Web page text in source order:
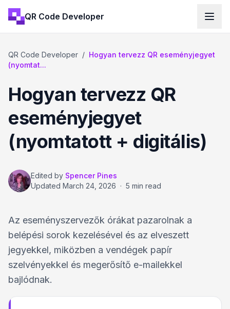
QR Code Developer
QR Code Developer / Hogyan tervezz QR eseményjegyet
(nyomtat...
Hogyan tervezz QR
eseményjegyet
(nyomtatott + digitális)
Edited by Spencer Pines
Updated March 24, 2026 · 5 min read
Az eseményszervezők órákat pazarolnak a
belépési sorok kezelésével és az elveszett
jegyekkel, miközben a vendégek papír
szelvényekkel és megerősítő e-mailekkel
bajlódnak.